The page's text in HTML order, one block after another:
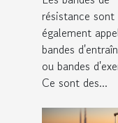
résistance sont
également
bandes
ou bandes
Ce sont des...